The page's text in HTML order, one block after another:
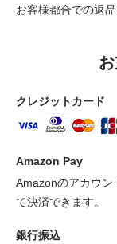
お客様都合での返
クレジットカード
Amazon Pay
Amazonのアカウン
て決済できます。
銀行振込